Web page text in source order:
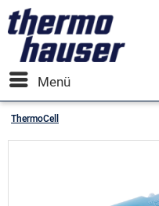
Menü
ThermoCell